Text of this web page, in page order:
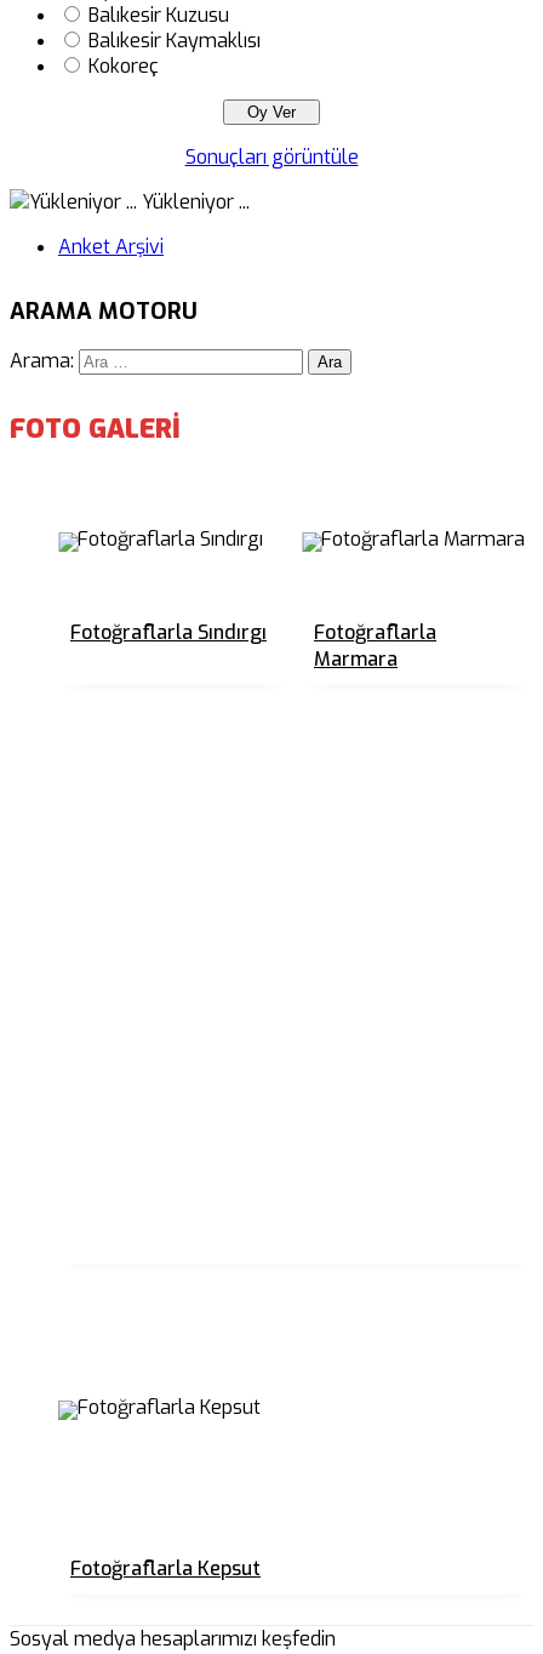
Balıkesir Kuzusu
Balıkesir Kaymaklısı
Kokoreç
Sonuçları görüntüle
Yükleniyor ...
Anket Arşivi
ARAMA MOTORU
Arama:
FOTO GALERİ
Fotoğraflarla Sındırgı
Fotoğraflarla
Marmara
Fotoğraflarla Kepsut
Sosyal medya hesaplarımızı keşfedin